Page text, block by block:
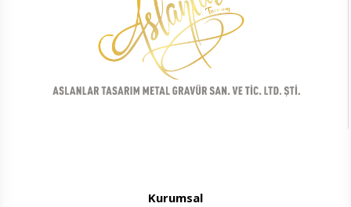
Kurumsal